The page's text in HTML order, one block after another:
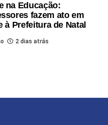
na Educação:
fazem ato em
à Prefeitura de Natal
2 dias atrás